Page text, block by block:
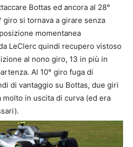
Bottas ed ancora al 28°
giro si tornava a girare senza
momentanea
LeClerc quindi recupero vistoso
al nono giro, 13 in più in
Al 10° giro fuga di
di vantaggio su Bottas, due giri
in uscita di curva (ed era